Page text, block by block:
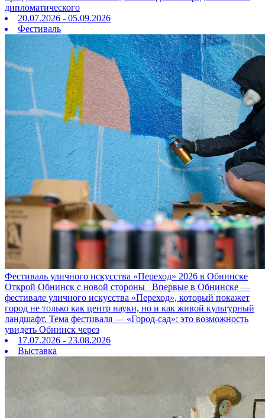
дипломатического
20.07.2026 - 05.09.2026
Фестиваль
Фестиваль уличного искусства «Переход» 2026 в Обнинске
Открой Обнинск с новой стороны Впервые в Обнинске —
фестивале уличного искусства «Переход», который покажет
город не только как центр науки, но и как живой культурный
ландшафт. Тема фестиваля — «Город‑сад»: это возможность
увидеть Обнинск через
17.07.2026 - 23.08.2026
Выставка